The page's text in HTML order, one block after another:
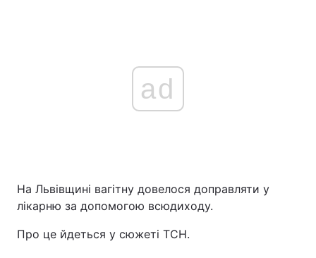
ad
На Львівщині вагітну довелося доправляти у
лікарню за допомогою всюдиходу.
Про це йдеться у сюжеті ТСН.